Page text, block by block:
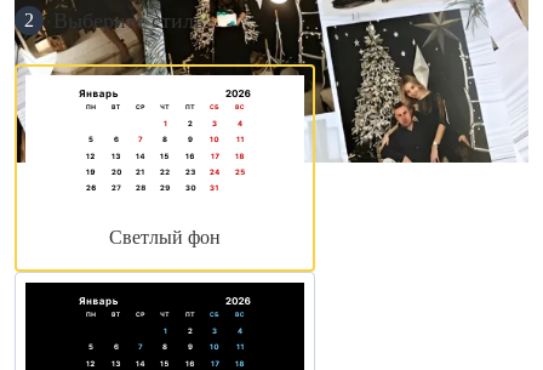
2 Выберите стиль
Светлый фон